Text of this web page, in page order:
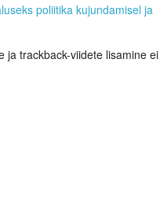
poliitika kujundamisel ja
ja trackback-viidete lisamine ei